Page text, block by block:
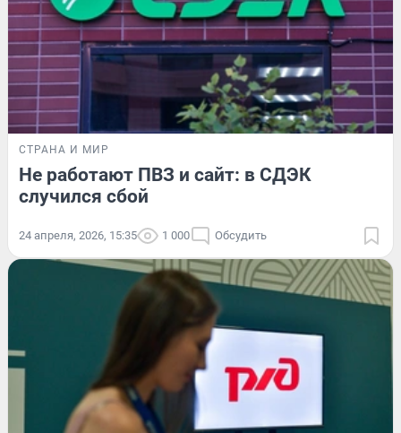
СТРАНА И МИР
Не работают ПВЗ и сайт: в СДЭК
случился сбой
24 апреля, 2026, 15:35 1 000 Обсудить